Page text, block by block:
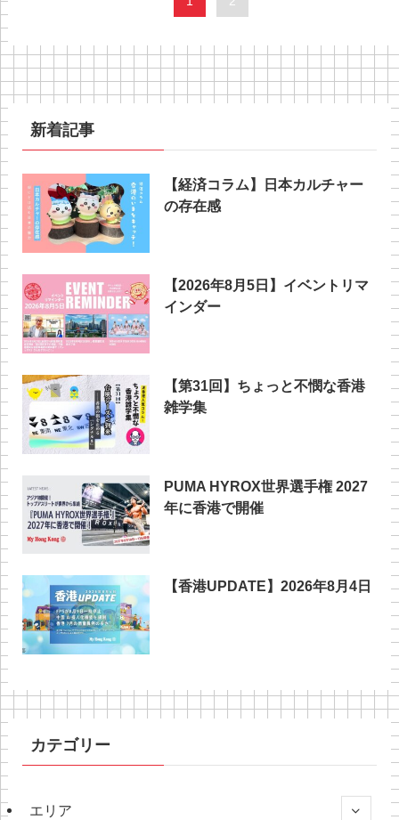
新着記事
【経済コラム】日本カルチャー
の存在感
【2026年8月5日】イベントリマ
インダー
【第31回】ちょっと不憫な香港
雑学集
PUMA HYROX世界選手権 2027
年に香港で開催
【香港UPDATE】2026年8月4日
カテゴリー
エリア